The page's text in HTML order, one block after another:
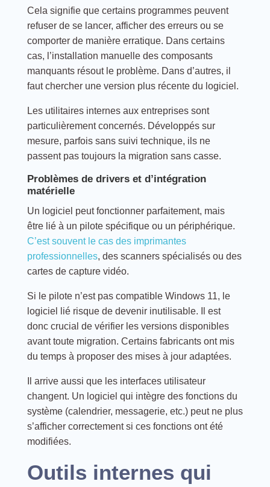
Cela signifie que certains programmes peuvent
refuser de se lancer, afficher des erreurs ou se
comporter de manière erratique. Dans certains
cas, l’installation manuelle des composants
manquants résout le problème. Dans d’autres, il
faut chercher une version plus récente du logiciel.
Les utilitaires internes aux entreprises sont
particulièrement concernés. Développés sur
mesure, parfois sans suivi technique, ils ne
passent pas toujours la migration sans casse.
Problèmes de drivers et d’intégration
matérielle
Un logiciel peut fonctionner parfaitement, mais
être lié à un pilote spécifique ou un périphérique.
C’est souvent le cas des imprimantes
professionnelles, des scanners spécialisés ou des
cartes de capture vidéo.
Si le pilote n’est pas compatible Windows 11, le
logiciel lié risque de devenir inutilisable. Il est
donc crucial de vérifier les versions disponibles
avant toute migration. Certains fabricants ont mis
du temps à proposer des mises à jour adaptées.
Il arrive aussi que les interfaces utilisateur
changent. Un logiciel qui intègre des fonctions du
système (calendrier, messagerie, etc.) peut ne plus
s’afficher correctement si ces fonctions ont été
modifiées.
Outils internes qui